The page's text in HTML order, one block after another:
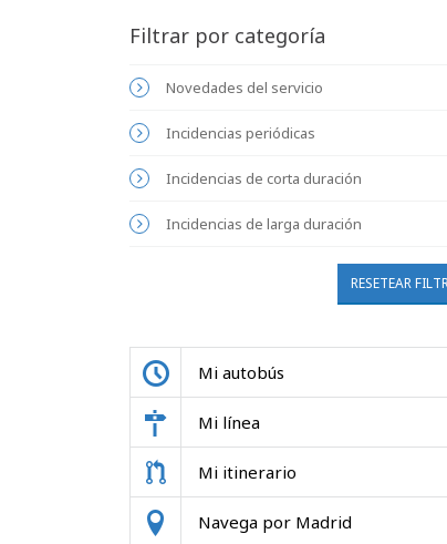
Filtrar por categoría
Novedades del servicio
Incidencias periódicas
Incidencias de corta duración
Incidencias de larga duración
RESETEAR
Mi autobús
Mi línea
Mi itinerario
Navega por Madrid